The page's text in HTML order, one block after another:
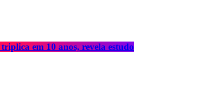
em 10 anos, revela estudo